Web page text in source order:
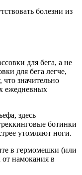
болезни из
для бега, а не
для бега легче,
значительно
ежедневных
здесь
ботинки
утомляют ноги.
в гермомешки (или
намокания в